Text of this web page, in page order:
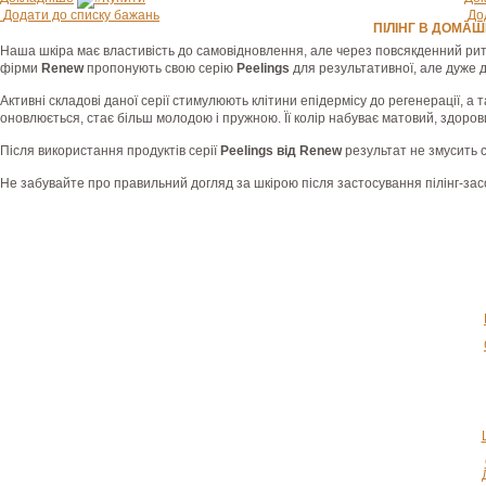
Додати до списку бажань
ПІЛІНГ В
Наша шкіра має властивість до самовідновлення, але через повсякденний
фірми Renewпропонують свою серію Peelings для результативної, але дуже
Активні складові даної серії стимулюють клітини епідермісу до
оновлюється, стає більш молодою і пружною. Її колір набуває матовий,
Після використання продуктів серії Peelings від Renewрезультат не змусить
Не забувайте про правильний догляд за шкірою після застосування пілінг-